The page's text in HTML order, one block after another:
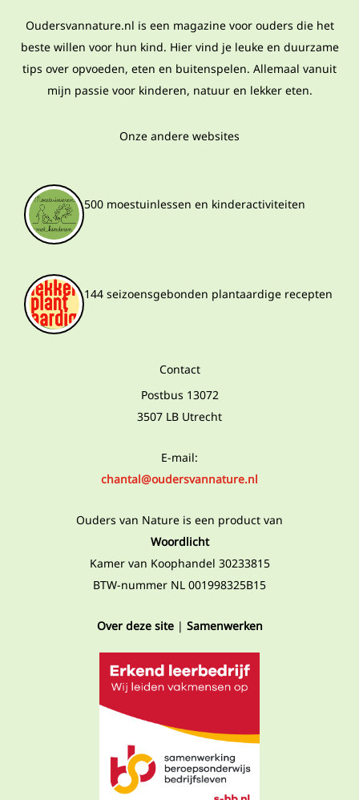
Oudersvannature.nl is een magazine voor ouders die het
beste willen voor hun kind. Hier vind je leuke en duurzame
tips over opvoeden, eten en buitenspelen. Allemaal vanuit
mijn passie voor kinderen, natuur en lekker eten.
Onze andere websites
500 moestuinlessen en kinderactiviteiten
144 seizoensgebonden plantaardige recepten
Contact
Postbus 13072
3507 LB Utrecht
E-mail:
chantal@oudersvannature.nl
Ouders van Nature is een product van
Woordlicht
Kamer van Koophandel 30233815
BTW-nummer NL 001998325B15
Over deze site| Samenwerken